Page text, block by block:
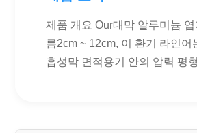
제품 개요 Our대막 알루미늄
름2cm ~ 12cm, 이 환기 라인
흡성막 면적용기 안의 압력 평